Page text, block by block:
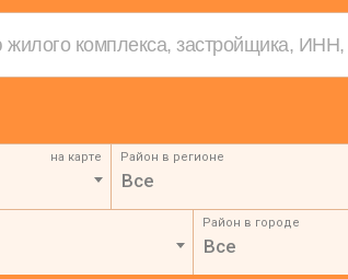
на карте Район в регионе
Все
Район в городе
Все